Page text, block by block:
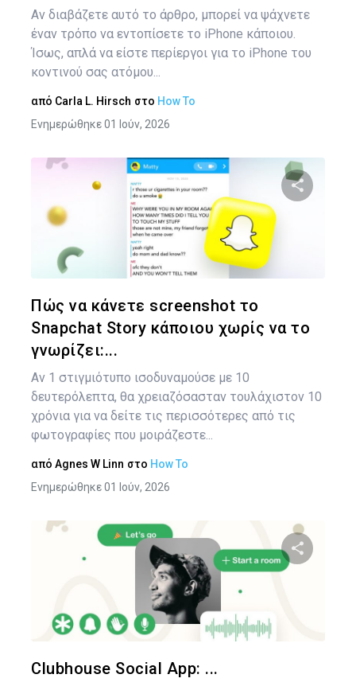
Αν διαβάζετε αυτό το άρθρο, μπορεί να ψάχνετε
έναν τρόπο να εντοπίσετε το iPhone κάποιου.
Ίσως, απλά να είστε περίεργοι για το iPhone του
κοντινού σας ατόμου...
από Carla L. Hirsch στο How To
Ενημερώθηκε 01 Ιούν, 2026
Πώς να κάνετε screenshot το
Snapchat Story κάποιου χωρίς να το
γνωρίζει:...
Αν 1 στιγμιότυπο ισοδυναμούσε με 10
δευτερόλεπτα, θα χρειαζόσασταν τουλάχιστον 10
χρόνια για να δείτε τις περισσότερες από τις
φωτογραφίες που μοιράζεστε...
από Agnes W Linn στο How To
Ενημερώθηκε 01 Ιούν, 2026
Clubhouse Social App: ...